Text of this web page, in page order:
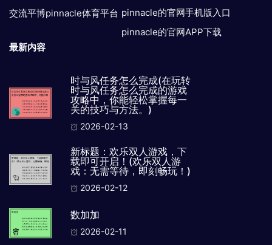
交流平博pinnacle体育平台 pinnacle的官网手机版入口
pinnacle的官网APP下载
最新内容
时与风任务怎么完成(在玩转
时与风任务怎么完成的游戏
攻略中，你能轻松掌握每一
关的技巧与方法。)
2026-02-13
新标题：欢乐双人游戏，下
载即可开启！(欢乐双人游
戏：无需等待，即刻畅玩！)
2026-02-12
数加加
2026-02-11